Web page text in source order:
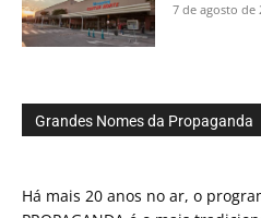
7 de agosto de
Grandes Nomes da Propaganda
Há mais 20 anos no ar, o